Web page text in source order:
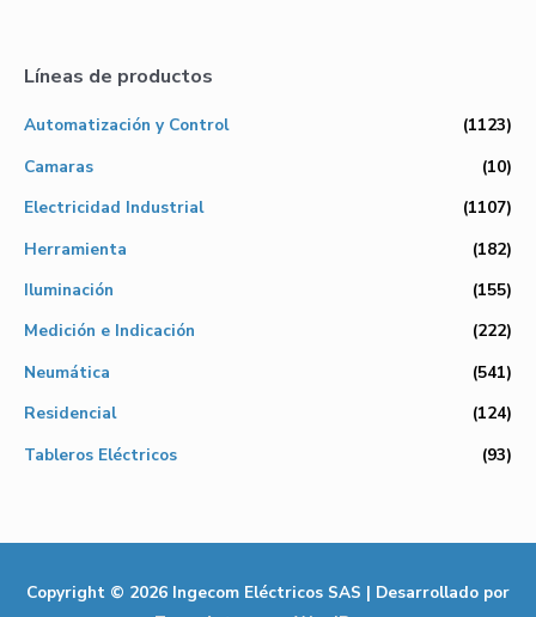
Líneas de productos
Automatización y Control
(1123)
Camaras
(10)
Electricidad Industrial
(1107)
Herramienta
(182)
Iluminación
(155)
Medición e Indicación
(222)
Neumática
(541)
Residencial
(124)
Tableros Eléctricos
(93)
Copyright © 2026 Ingecom Eléctricos SAS | Desarrollado por